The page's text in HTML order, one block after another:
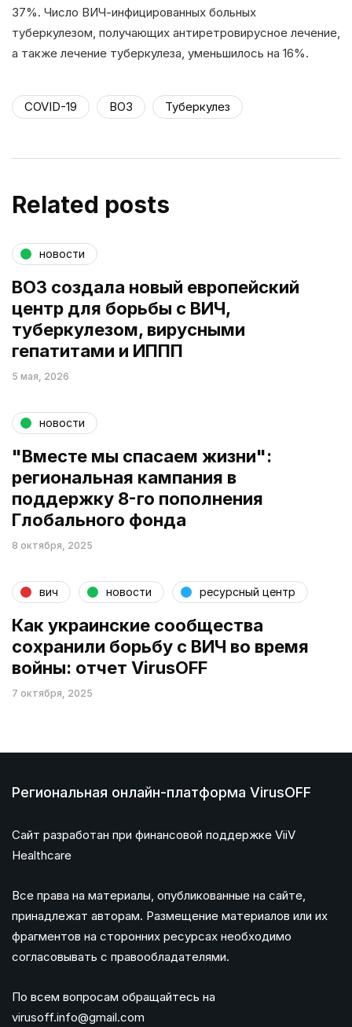
37%. Число ВИЧ-инфицированных больных
туберкулезом, получающих антиретровирусное лечение,
а также лечение туберкулеза, уменьшилось на 16%.
COVID-19 ВОЗ Туберкулез
Related posts
новости
ВОЗ создала новый европейский
центр для борьбы с ВИЧ,
туберкулезом, вирусными
гепатитами и ИППП
5 мая, 2026
новости
"Вместе мы спасаем жизни":
региональная кампания в
поддержку 8-го пополнения
Глобального фонда
8 октября, 2025
вич новости ресурсный центр
Как украинские сообщества
сохранили борьбу с ВИЧ во время
войны: отчет VirusOFF
7 октября, 2025
Региональная онлайн-платформа VirusOFF
Сайт разработан при финансовой поддержке ViiV
Healthcare
Все права на материалы, опубликованные на сайте,
принадлежат авторам. Размещение материалов или их
фрагментов на сторонних ресурсах необходимо
согласовывать с правообладателями.
По всем вопросам обращайтесь на
virusoff.info@gmail.com